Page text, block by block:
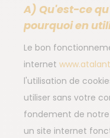
A) Qu'est-ce
pourquoi en
Le bon
internet
l'utilisation de
utiliser sans votre
fondement de
un site internet